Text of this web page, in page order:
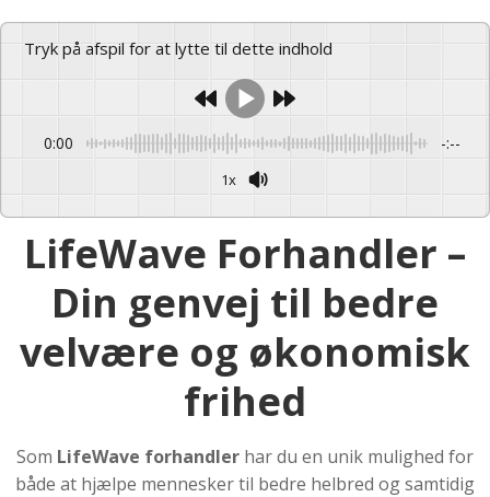
Tryk på afspil for at lytte til dette indhold
0:00 -:--
1x
LifeWave Forhandler –
Din genvej til bedre
velvære og økonomisk
frihed
Som LifeWave forhandler har du en unik mulighed for
både at hjælpe mennesker til bedre helbred og samtidig